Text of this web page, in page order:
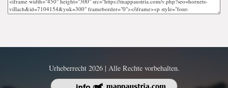
Urheberrecht 2026 | Alle Rechte vorbehalten.